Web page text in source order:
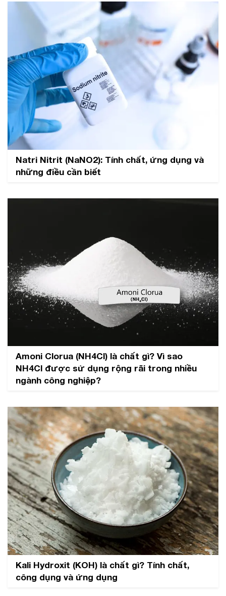
Natri Nitrit (NaNO2): Tính chất, ứng dụng và
những điều cần biết
Amoni Clorua (NH4Cl) là chất gì? Vì sao
NH4Cl được sử dụng rộng rãi trong nhiều
ngành công nghiệp?
Kali Hydroxit (KOH) là chất gì? Tính chất,
công dụng và ứng dụng